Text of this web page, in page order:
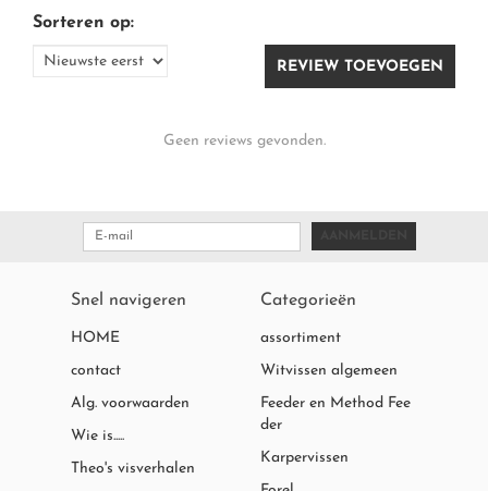
Sorteren op:
REVIEW TOEVOEGEN
Geen reviews gevonden.
Snel navigeren
HOME
contact
Alg. voorwaarden
Wie is.....
Theo's visverhalen
Categorieën
assortiment
Witvissen algemeen
Feeder en Method Fee
der
Karpervissen